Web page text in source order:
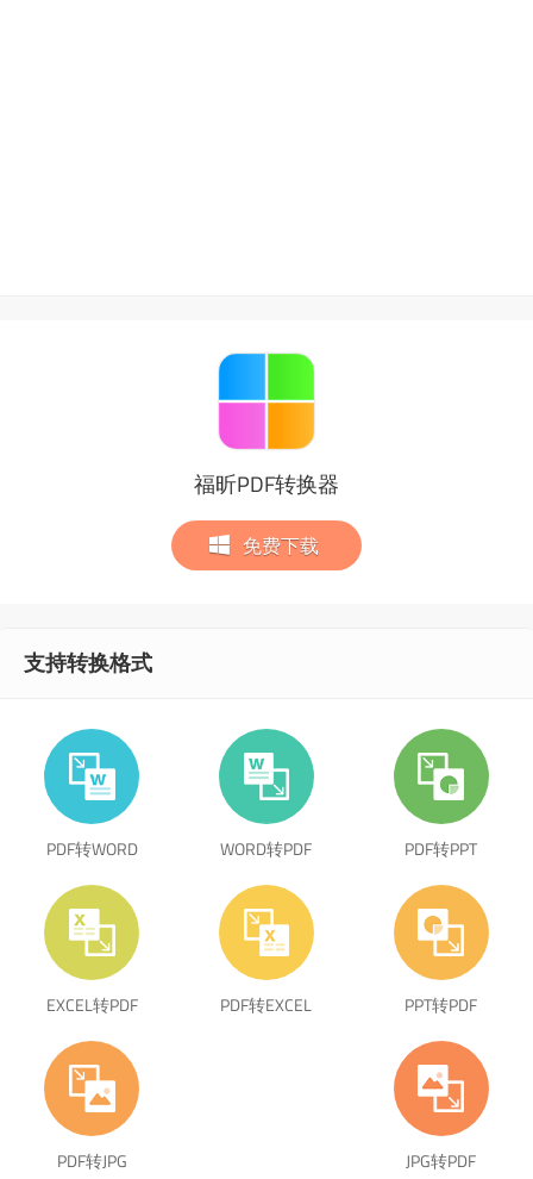
福昕PDF转换器
免费下载
支持转换格式
PDF转WORD WORD转PDF PDF转PPT
EXCEL转PDF PDF转EXCEL PPT转PDF
PDF转JPG JPG转PDF